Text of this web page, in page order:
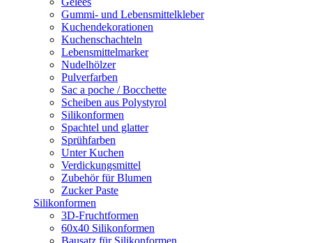
Gummi- und Lebensmittelkleber
Kuchendekorationen
Kuchenschachteln
Lebensmittelmarker
Nudelhölzer
Pulverfarben
Sac a poche / Bocchette
Scheiben aus Polystyrol
Silikonformen
Spachtel und glatter
Sprühfarben
Unter Kuchen
Verdickungsmittel
Zubehör für Blumen
Zucker Paste
Silikonformen
3D-Fruchtformen
60x40 Silikonformen
Bausatz für Silikonformen